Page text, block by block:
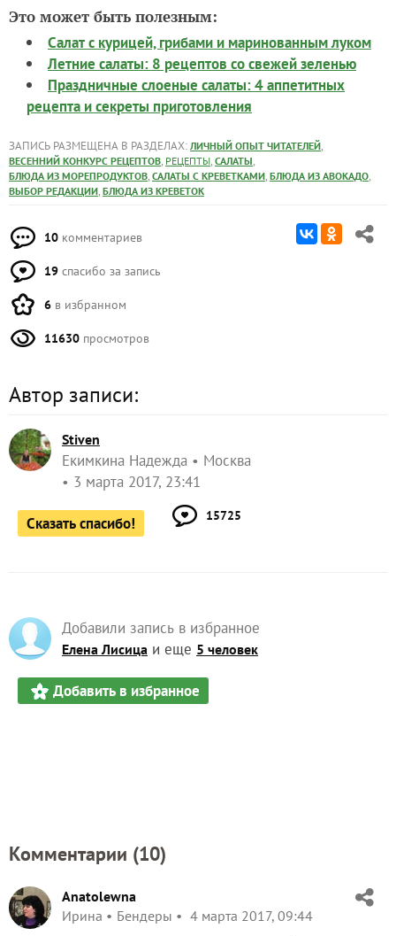
Это может быть полезным:
Салат с курицей, грибами и маринованным луком
Летние салаты: 8 рецептов со свежей зеленью
Праздничные слоеные салаты: 4 аппетитных
рецепта и секреты приготовления
ЗАПИСЬ РАЗМЕЩЕНА В РАЗДЕЛАХ: ЛИЧНЫЙ ОПЫТ ЧИТАТЕЛЕЙ,
ВЕСЕННИЙ КОНКУРС РЕЦЕПТОВ, РЕЦЕПТЫ, САЛАТЫ,
БЛЮДА ИЗ МОРЕПРОДУКТОВ, САЛАТЫ С КРЕВЕТКАМИ, БЛЮДА ИЗ АВОКАДО,
ВЫБОР РЕДАКЦИИ, БЛЮДА ИЗ КРЕВЕТОК
10 комментариев
19 спасибо за запись
6 в избранном
11630 просмотров
Автор записи:
Stiven
Екимкина Надежда
Москва
3 марта 2017, 23:41
Сказать спасибо! 15725
Добавили запись в избранное
Елена Лисица и еще 5 человек
Добавить в избранное
Комментарии (10)
Anatolewna
Ирина
Бендеры 4 марта 2017, 09:44